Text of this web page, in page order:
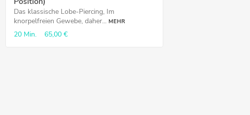
Das klassische Lobe-Piercing, Im
knorpelfreien Gewebe, daher... MEHR
20 Min. 65,00 €